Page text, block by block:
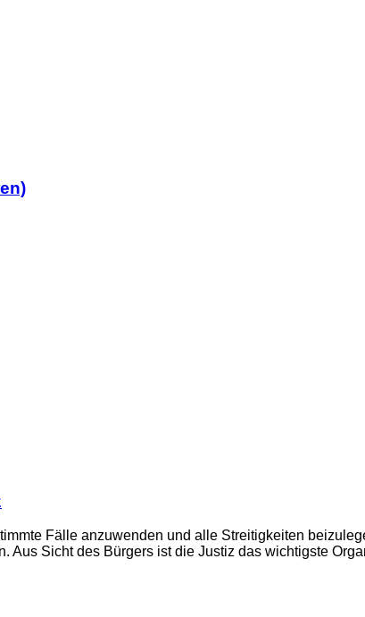
Fälle anzuwenden und alle Streitigkeiten
Sicht des Bürgers ist die Justiz das wichtigste